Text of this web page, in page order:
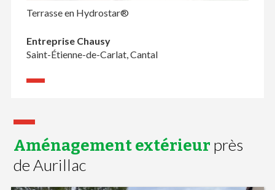
Terrasse en Hydrostar®
Entreprise Chausy
Saint-Étienne-de-Carlat, Cantal
Aménagement extérieur près
de Aurillac